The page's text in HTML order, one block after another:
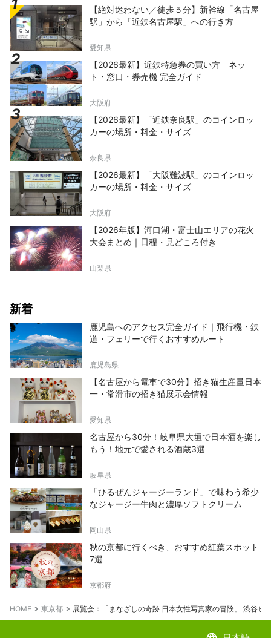
【絶対迷わない／徒歩５分】新幹線「名古屋
駅」から「近鉄名古屋駅」への行き方
愛知県
【2026最新】近鉄特急券の買い方 ネッ
ト・窓口・券売機 完全ガイド
大阪府
【2026最新】「近鉄奈良駅」のコインロッ
カーの場所・料金・サイズ
奈良県
【2026最新】「大阪難波駅」のコインロッ
カーの場所・料金・サイズ
大阪府
【2026年版】河口湖・富士山エリアの花火
大会まとめ｜日程・見どころ付き
山梨県
新着
鹿児島へのアクセス完全ガイド｜飛行機・鉄
道・フェリーで行くおすすめルート
鹿児島県
【名古屋から電車で30分】招き猫生産量日本
一・常滑市の招き猫展示会情報
愛知県
名古屋から30分！岐阜県大垣で日本酒を楽し
もう！地元で愛される酒蔵3選
岐阜県
「ひるぜんジャージーランド」で味わう希少
なジャージー牛肉と濃厚ソフトクリーム
岡山県
秋の京都に行くべき、おすすめ紅葉スポット
7選
京都府
HOME 東京都 展覧会：「まなざしの奇跡 日本女性写真家の冒険」 渋谷ヒ